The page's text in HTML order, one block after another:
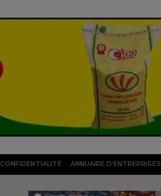
CONFIDENTIALITÉ ANNUAIRE D’ENTREPRISES